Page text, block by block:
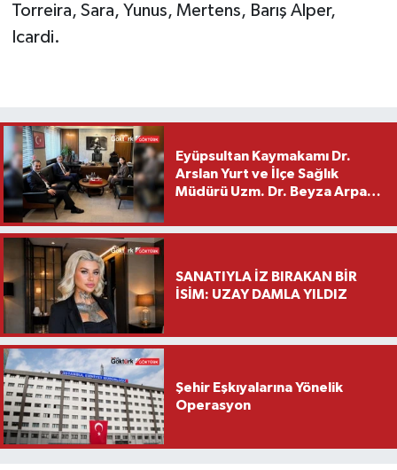
Torreira, Sara, Yunus, Mertens, Barış Alper,
Icardi.
Eyüpsultan Kaymakamı Dr.
Arslan Yurt ve İlçe Sağlık
Müdürü Uzm. Dr. Beyza Arpacı
Ziyareti
SANATIYLA İZ BIRAKAN BİR
İSİM: UZAY DAMLA YILDIZ
Şehir Eşkıyalarına Yönelik
Operasyon